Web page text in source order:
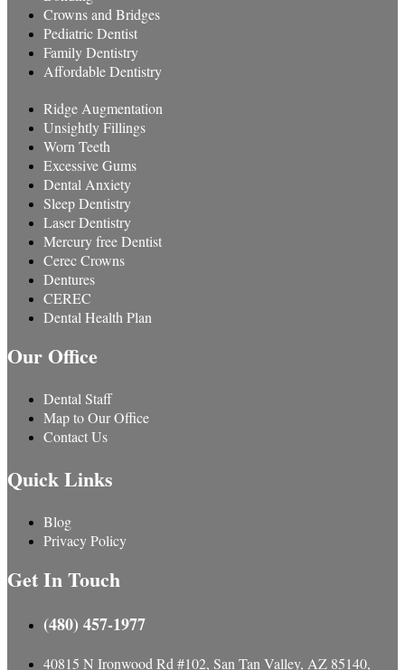
Crowns and Bridges
Pediatric Dentist
Family Dentistry
Affordable Dentistry
Ridge Augmentation
Unsightly Fillings
Worn Teeth
Excessive Gums
Dental Anxiety
Sleep Dentistry
Laser Dentistry
Mercury free Dentist
Cerec Crowns
Dentures
CEREC
Dental Health Plan
Our Office
Dental Staff
Map to Our Office
Contact Us
Quick Links
Blog
Privacy Policy
Get In Touch
(480) 457-1977
40815 N Ironwood Rd #102, San Tan Valley, AZ 85140,